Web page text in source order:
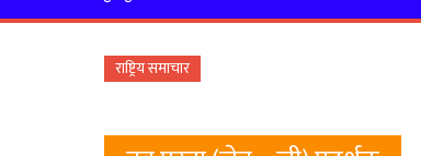
राष्ट्रिय समाचार